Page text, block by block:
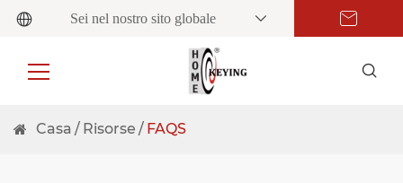
Sei nel nostro sito globale
Casa Risorse FAQS